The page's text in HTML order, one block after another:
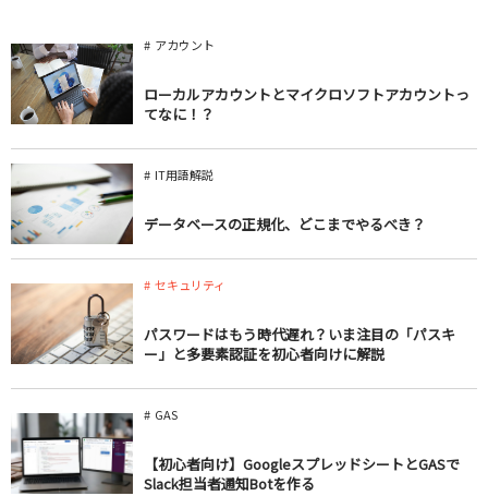
アカウント
ローカルアカウントとマイクロソフトアカウントっ
てなに！？
IT用語解説
データベースの正規化、どこまでやるべき？
セキュリティ
パスワードはもう時代遅れ？いま注目の「パスキ
ー」と多要素認証を初心者向けに解説
GAS
【初心者向け】GoogleスプレッドシートとGASで
Slack担当者通知Botを作る